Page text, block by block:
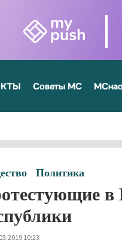
Советы МС
Политика
в
10:23